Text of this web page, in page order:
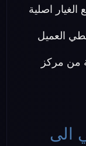
اصلية
العميل
من مركز
الى